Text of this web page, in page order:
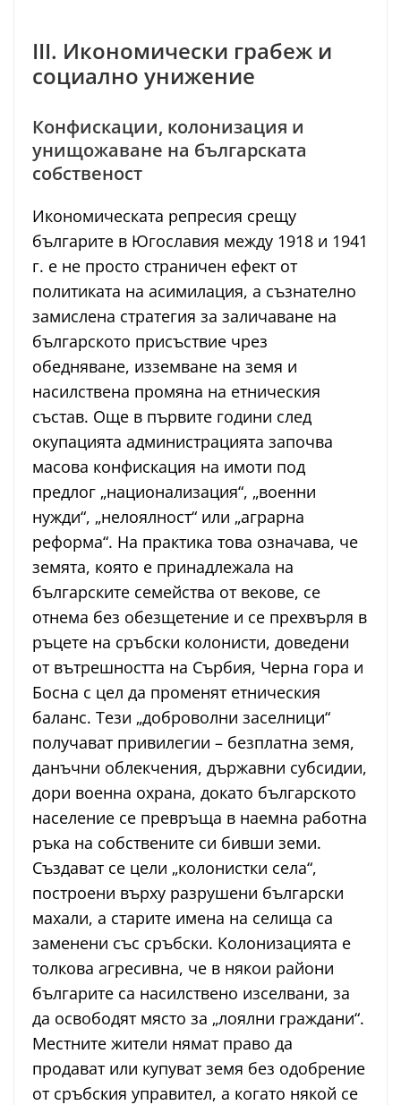
III. Икономически грабеж и
социално унижение
Конфискации, колонизация и
унищожаване на българската
собственост
Икономическата репресия срещу
българите в Югославия между 1918 и 1941
г. е не просто страничен ефект от
политиката на асимилация, а съзнателно
замислена стратегия за заличаване на
българското присъствие чрез
обедняване, изземване на земя и
насилствена промяна на етническия
състав. Още в първите години след
окупацията администрацията започва
масова конфискация на имоти под
предлог „национализация“, „военни
нужди“, „нелоялност“ или „аграрна
реформа“. На практика това означава, че
земята, която е принадлежала на
българските семейства от векове, се
отнема без обезщетение и се прехвърля в
ръцете на сръбски колонисти, доведени
от вътрешността на Сърбия, Черна гора и
Босна с цел да променят етническия
баланс. Тези „доброволни заселници“
получават привилегии – безплатна земя,
данъчни облекчения, държавни субсидии,
дори военна охрана, докато българското
население се превръща в наемна работна
ръка на собствените си бивши земи.
Създават се цели „колонистки села“,
построени върху разрушени български
махали, а старите имена на селища са
заменени със сръбски. Колонизацията е
толкова агресивна, че в някои райони
българите са насилствено изселвани, за
да освободят място за „лоялни граждани“.
Местните жители нямат право да
продават или купуват земя без одобрение
от сръбския управител, а когато някой се